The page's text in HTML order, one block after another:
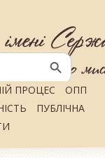
Search Button
ПРОЦЕС
ОПП
ПУБЛІЧНА